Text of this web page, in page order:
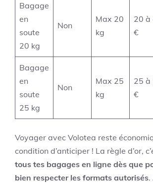
Bagage
en
soute
20 kg
Non
Max 20
kg
20 à
€
Bagage
en
soute
25 kg
Non
Max 25
kg
25 à
€
Voyager avec Volotea reste
condition d’anticiper ! La règle d’or,
tous tes bagages en ligne dès que
bien respecter les formats autorisés.